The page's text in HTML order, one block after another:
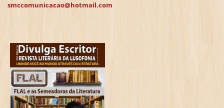
smccomunicacao@hotmail.com